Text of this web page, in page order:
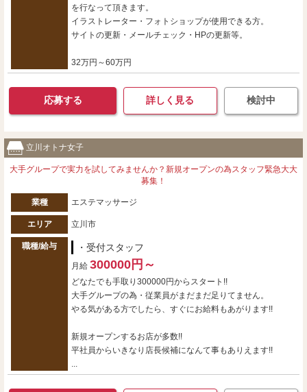
を行なって頂きます。
イラストレーター・フォトショップが使用できる方。
サイトの更新・メールチェック・HPの更新等。
32万円～60万円
応募する 詳しく見る 検討中
立川オトナ女子
大手グループで実力を試してみませんか？新規オープンの為スタッフ緊急大大
募集！
業種 エステマッサージ
エリア 立川市
職種/給与 ・受付スタッフ
月給 300000円～
どなたでも手取り300000円からスタート!!
大手グループの為・従業員がまだまだ足りてません。
やる気がある方でしたら、すぐにお給料もあがります!!
新規オープンするお店が多数!!
平社員からいきなり店長候補になんて事もありえます!!
...